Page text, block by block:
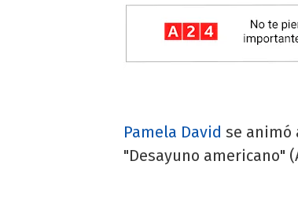
Pamela David se animó
"Desayuno americano"